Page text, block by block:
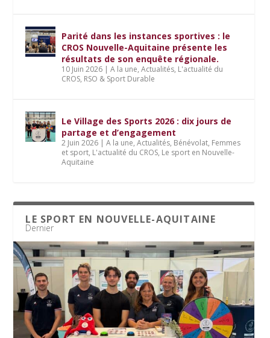
Parité dans les instances sportives : le
CROS Nouvelle-Aquitaine présente les
résultats de son enquête régionale.
10 Juin 2026 |A la une,Actualités, L'actualité du
CROS, RSO & Sport Durable
Le Village des Sports 2026 : dix jours de
partage et d’engagement
2 Juin 2026 |A la une,Actualités, Bénévolat, Femmes
et sport, L'actualité du CROS, Le sport en Nouvelle-
Aquitaine
LE SPORT EN NOUVELLE-AQUITAINE
Dernier